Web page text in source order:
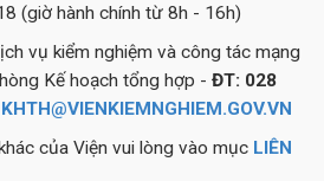
(giờ hành chính từ 8h - 16h)
vụ kiểm nghiệm và công tác mạng
Kế hoạch tổng hợp - ĐT: 028
KHTH@VIENKIEMNGHIEM.GOV.VN
của Viện vui lòng vào mục LIÊN